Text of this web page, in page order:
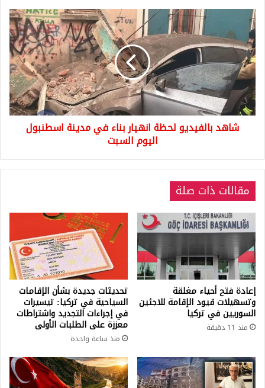
شاهد
بالفيديو
لحظة
انهيار
بناء
في
مدينة
اسطنبول
اليوم
السبتشاهد بالفيديو لحظة انهيار بناء في مدينة اسطنبول
اليوم السبت
مقالات ذات صلة
إعادة فتح أحياء مغلقة
وتسهيلات قيود الإقامة للاجئين
السوريين في تركيا
منذ 11 دقيقة
تحديثات جديدة بشأن الإقامات
السياحية في تركيا: تيسيرات
في إجراءات التجديد واشتراطات
معززة على الطلبات الأولى
منذ ساعة واحدة